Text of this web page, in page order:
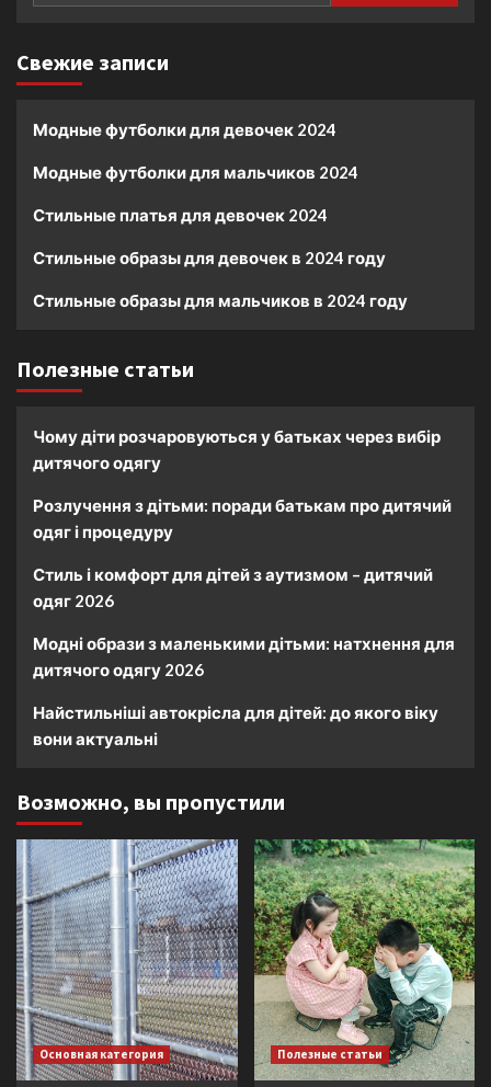
Свежие записи
Модные футболки для девочек 2024
Модные футболки для мальчиков 2024
Стильные платья для девочек 2024
Стильные образы для девочек в 2024 году
Стильные образы для мальчиков в 2024 году
Полезные статьи
Чому діти розчаровуються у батьках через вибір
дитячого одягу
Розлучення з дітьми: поради батькам про дитячий
одяг і процедуру
Стиль і комфорт для дітей з аутизмом – дитячий
одяг 2026
Модні образи з маленькими дітьми: натхнення для
дитячого одягу 2026
Найстильніші автокрісла для дітей: до якого віку
вони актуальні
Возможно, вы пропустили
Основная категория Полезные статьи